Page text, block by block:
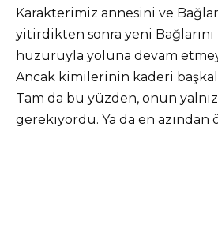
Karakterimiz annesini ve
yitirdikten sonra yeni Bağlarını
huzuruyla yoluna devam
Ancak kimilerinin kaderi
Tam da bu yüzden, onun yalnız
gerekiyordu. Ya da en azından